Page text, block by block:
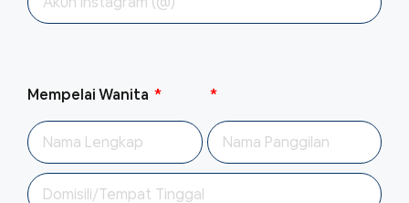
Mempelai Wanita